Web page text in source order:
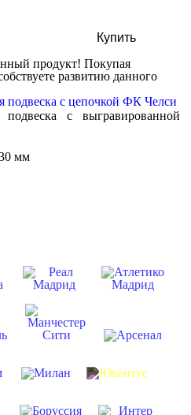
Купить
продукт!Покупая
развитию данного
с выгравированной
мм